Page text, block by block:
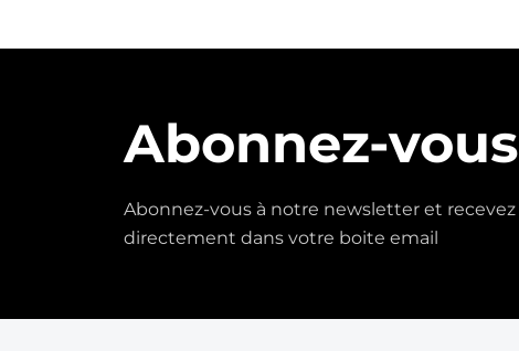
Abonnez-vous
Abonnez-vous à notre newsletter et
directement dans votre boite email